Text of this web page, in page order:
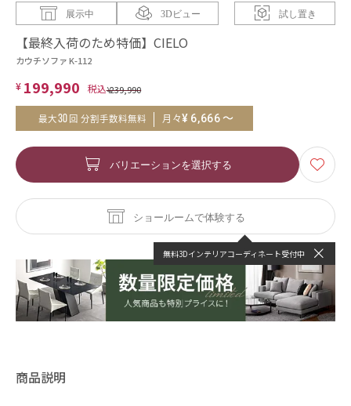
展示中 3Dビュー 試し置き
カウチソファ K-112
【最終入荷のため特価】CIELO
¥239,990
¥ 199,990
最大30 回 分割手数料無料 月々¥ 6,666～
バリエーションを選択する
ショールームで体験する
無料3Dインテリアコーディネート受付中
商品説明